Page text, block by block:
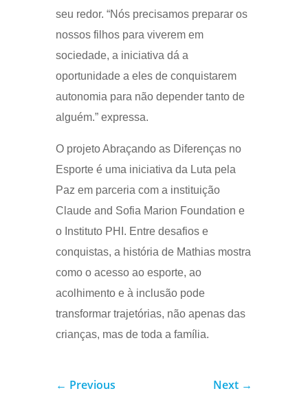
seu redor. “Nós precisamos preparar os
nossos filhos para viverem em
sociedade, a iniciativa dá a
oportunidade a eles de conquistarem
autonomia para não depender tanto de
alguém.” expressa.
O projeto Abraçando as Diferenças no
Esporte é uma iniciativa da Luta pela
Paz em parceria com a instituição
Claude and Sofia Marion Foundation e
o Instituto PHI. Entre desafios e
conquistas, a história de Mathias mostra
como o acesso ao esporte, ao
acolhimento e à inclusão pode
transformar trajetórias, não apenas das
crianças, mas de toda a família.
← Previous Next →